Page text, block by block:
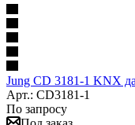
Jung CD 3181-1 KNX
Арт.: CD3181-1
По запросу